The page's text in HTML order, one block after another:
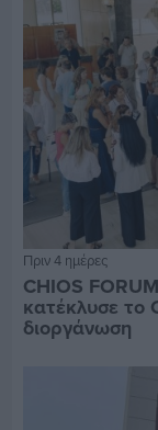
Πριν 4 ημέρες
CHIOS
κατέκλυσε το
διοργάνωση